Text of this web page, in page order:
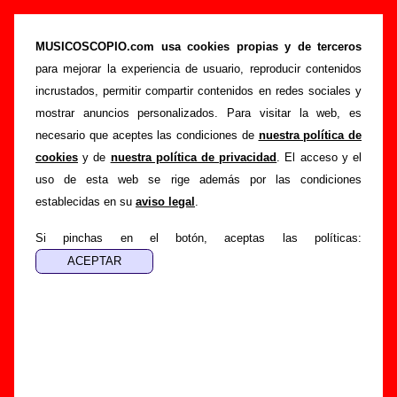
MUSICOSCOPIO.com usa cookies propias y de terceros
para mejorar la experiencia de usuario, reproducir contenidos
incrustados, permitir compartir contenidos en redes sociales y
mostrar anuncios personalizados. Para visitar la web, es
necesario que aceptes las condiciones de nuestra política de
cookies y de nuestra política de privacidad . El acceso y el
uso de esta web se rige además por las condiciones
establecidas en su aviso legal .
Si pinchas en el botón, aceptas las políticas:
Le Mans - Añadir o corregir información
Portada >Le Mans >Añadir
Si tienes información adicional, puedes enviar nueva
información o corregir la existente mediante el siguiente
formulario o escribiendo un e-mail a
guialven@musicoscopio.com.Gracias por tu
colaboración.
Nombre: